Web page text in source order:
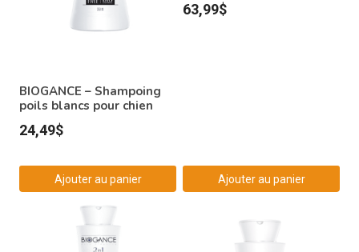
BIOGANCE – Shampoing
poils blancs pour chien
24,49$
Ajouter au panier
63,99$
Ajouter au panier